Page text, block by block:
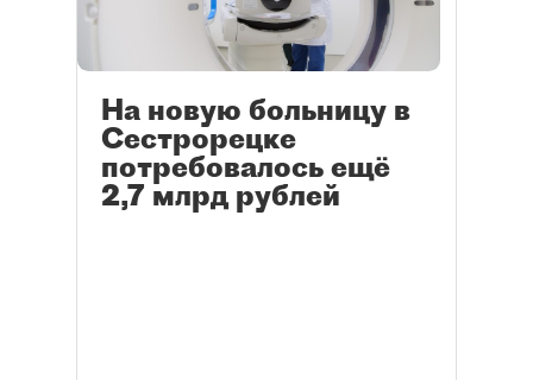
На новую больницу в
Сестрорецке
потребовалось ещё
2,7 млрд рублей